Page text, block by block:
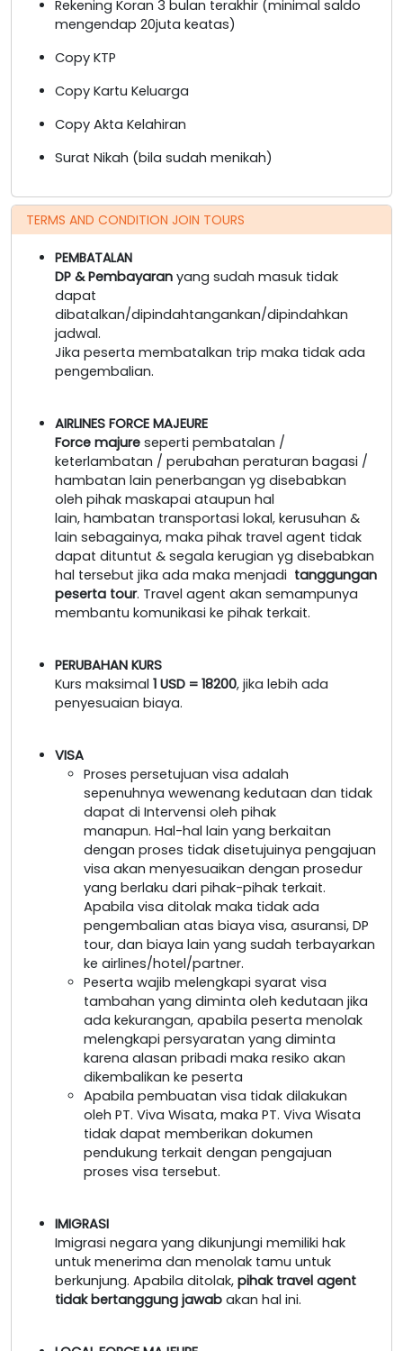
Rekening Koran 3 bulan terakhir (minimal saldo
mengendap 20juta keatas)
Copy KTP
Copy Kartu Keluarga
Copy Akta Kelahiran
Surat Nikah (bila sudah menikah)
TERMS AND CONDITION JOIN TOURS
PEMBATALAN
DP & Pembayaran yang sudah masuk tidak
dapat
dibatalkan/dipindahtangankan/dipindahkan
jadwal.
Jika peserta membatalkan trip maka tidak ada
pengembalian.
AIRLINES FORCE MAJEURE
Force majure seperti pembatalan /
keterlambatan / perubahan peraturan bagasi /
hambatan lain penerbangan yg disebabkan
oleh pihak maskapai ataupun hal
lain, hambatan transportasi lokal, kerusuhan &
lain sebagainya, maka pihak travel agent tidak
dapat dituntut & segala kerugian yg disebabkan
hal tersebut jika ada maka menjadi tanggungan
peserta tour. Travel agent akan semampunya
membantu komunikasi ke pihak terkait.
PERUBAHAN KURS
Kurs maksimal 1 USD = 18200, jika lebih ada
penyesuaian biaya.
VISA
Proses persetujuan visa adalah
sepenuhnya wewenang kedutaan dan tidak
dapat di Intervensi oleh pihak
manapun. Hal-hal lain yang berkaitan
dengan proses tidak disetujuinya pengajuan
visa akan menyesuaikan dengan prosedur
yang berlaku dari pihak-pihak terkait.
Apabila visa ditolak maka tidak ada
pengembalian atas biaya visa, asuransi, DP
tour, dan biaya lain yang sudah terbayarkan
ke airlines/hotel/partner.
Peserta wajib melengkapi syarat visa
tambahan yang diminta oleh kedutaan jika
ada kekurangan, apabila peserta menolak
melengkapi persyaratan yang diminta
karena alasan pribadi maka resiko akan
dikembalikan ke peserta
Apabila pembuatan visa tidak dilakukan
oleh PT. Viva Wisata, maka PT. Viva Wisata
tidak dapat memberikan dokumen
pendukung terkait dengan pengajuan
proses visa tersebut.
IMIGRASI
Imigrasi negara yang dikunjungi memiliki hak
untuk menerima dan menolak tamu untuk
berkunjung. Apabila ditolak, pihak travel agent
tidak bertanggung jawab akan hal ini.